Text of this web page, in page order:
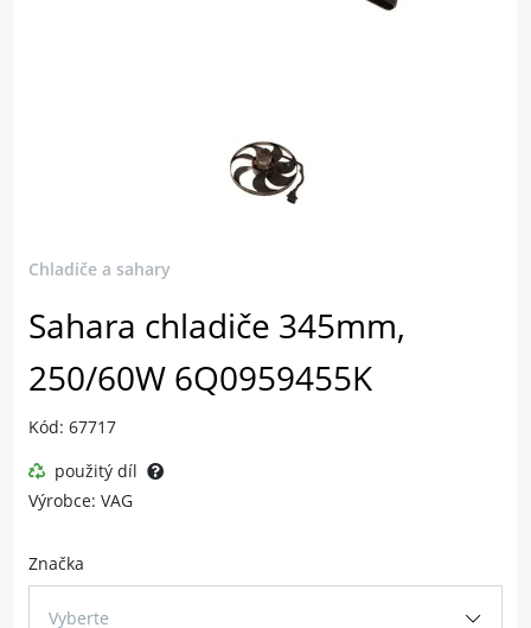
Chladiče a sahary
Sahara chladiče 345mm,
250/60W 6Q0959455K
Kód: 67717
použitý díl
Výrobce: VAG
Značka
Vyberte